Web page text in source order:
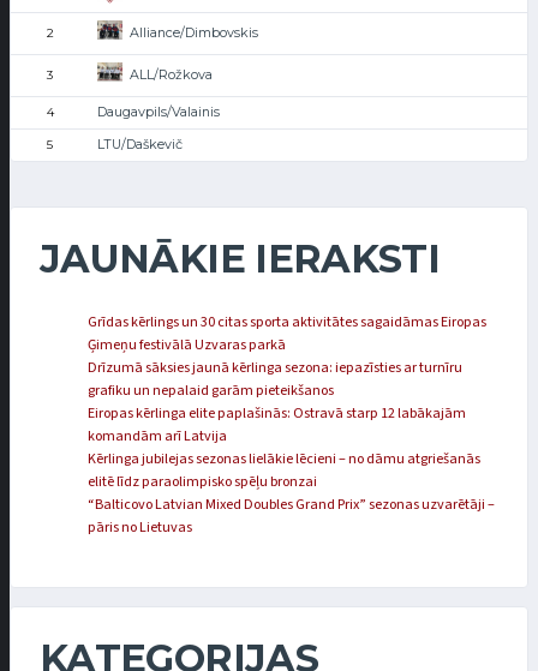
2 Alliance/Dimbovskis
3 ALL/Rožkova
4 Daugavpils/Valainis
5 LTU/Daškevič
JAUNĀKIE IERAKSTI
Grīdas kērlings un 30 citas sporta aktivitātes sagaidāmas Eiropas
Ģimeņu festivālā Uzvaras parkā
Drīzumā sāksies jaunā kērlinga sezona: iepazīsties ar turnīru
grafiku un nepalaid garām pieteikšanos
Eiropas kērlinga elite paplašinās: Ostravā starp 12 labākajām
komandām arī Latvija
Kērlinga jubilejas sezonas lielākie lēcieni – no dāmu atgriešanās
elitē līdz paraolimpisko spēļu bronzai
“Balticovo Latvian Mixed Doubles Grand Prix” sezonas uzvarētāji –
pāris no Lietuvas
KATEGORIJAS